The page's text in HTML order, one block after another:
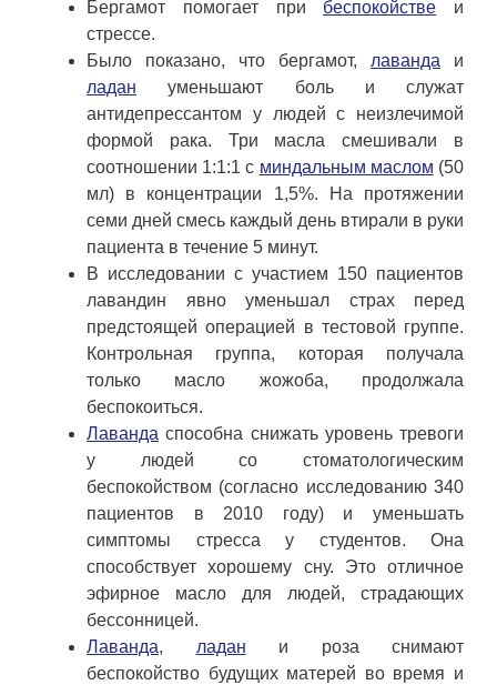
Бергамот помогает при беспокойстве и
стрессе.
Было показано, что бергамот, лаванда и
ладан уменьшают боль и служат
антидепрессантом у людей с неизлечимой
формой рака. Три масла смешивали в
соотношении 1:1:1 с миндальным маслом (50
мл) в концентрации 1,5%. На протяжении
семи дней смесь каждый день втирали в руки
пациента в течение 5 минут.
В исследовании с участием 150 пациентов
лавандин явно уменьшал страх перед
предстоящей операцией в тестовой группе.
Контрольная группа, которая получала
только масло жожоба, продолжала
беспокоиться.
Лаванда способна снижать уровень тревоги
у людей со стоматологическим
беспокойством (согласно исследованию 340
пациентов в 2010 году) и уменьшать
симптомы стресса у студентов. Она
способствует хорошему сну. Это отличное
эфирное масло для людей, страдающих
бессонницей.
Лаванда, ладан и роза снимают
беспокойство будущих матерей во время и